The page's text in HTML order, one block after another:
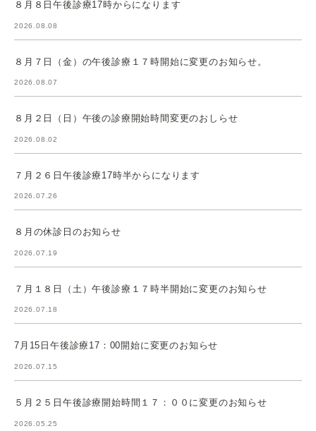
８月８日午後診療17時からになります
2026.08.08
８月７日（金）の午後診療１７時開始に変更のお知らせ。
2026.08.07
８月２日（日）午後の診療開始時間変更のおしらせ
2026.08.02
７月２６日午後診療17時半からになります
2026.07.26
８月の休診日のお知らせ
2026.07.19
７月１８日（土）午後診療１７時半開始に変更のお知らせ
2026.07.18
7月15日午後診療17：00開始に変更のお知らせ
2026.07.15
５月２５日午後診療開始時間１７：００に変更のお知らせ
2026.05.25